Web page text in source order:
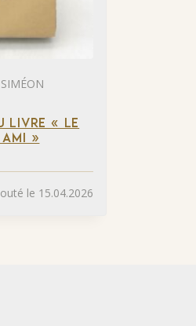
LIVRE « LE
AMI »
le 15.04.2026